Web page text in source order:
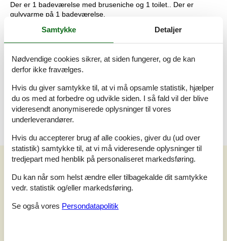
Der er 1 badeværelse med bruseniche og 1 toilet.. Der er
gulvvarme på 1 badeværelse.
Multimedier
I ferieboligen er der 1 TV. Der er mindst 4 danske kanaler.
Værd at vide
Rygning ikke tilladt. Ved overtrædelse af forbuddet opkræves et
gebyr på minimum DKK 3.000,-. Varmeudgifter samt brænde til
brændeovnen er inkluderet i lejen.
Vores gæsteanmeldelser
Vores gæsteanmeldelserEksterne anmeldelser
5,0 Baseret på
Samtykke Detaljer
Nødvendige cookies sikrer, at siden fungerer, og de kan
derfor ikke fravælges.
Hvis du giver samtykke til, at vi må opsamle statistik, hjælper
du os med at forbedre og udvikle siden. I så fald vil der blive
videresendt anonymiserede oplysninger til vores
underleverandører.
Hvis du accepterer brug af alle cookies, giver du (ud over
statistik) samtykke til, at vi må videresende oplysninger til
tredjepart med henblik på personaliseret markedsføring.
Du kan når som helst ændre eller tilbagekalde dit samtykke
vedr. statistik og/eller markedsføring.
Se også vores Persondatapolitik